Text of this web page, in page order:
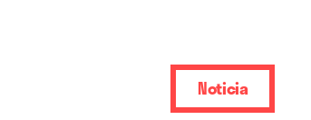
Noticia